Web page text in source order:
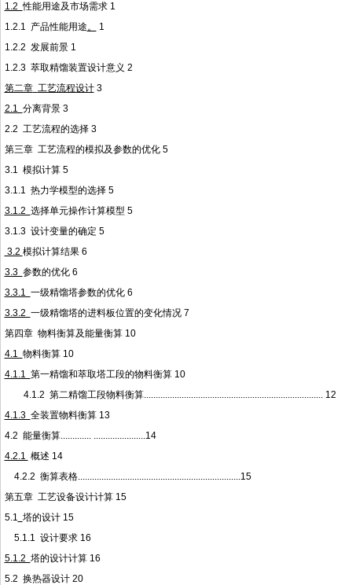
1.2性能用途及市场需求1
1.2.1 产品性能用途。
1
1.2.2 发展前景1
1.2.3 萃取精馏装置设计意义 2
第二章 工艺流程设计3
2.1 分离背景3
2.2 工艺流程的选择3
第三章 工艺流程的模拟及参数的优化5
3.1 模拟计算5
3.1.1 热力学模型的选择5
3.1.2 选择单元操作计算模型 5
3.1.3 设计变量的确定 5
3.2 模拟计算结果6
3.3 参数的优化6
3.3.1 一级精馏塔参数的优化6
3.3.2 一级精馏塔的进料板位置的变化情况7
第四章 物料衡算及能量衡算10
4.1 物料衡算10
4.1.1 第一精馏和萃取塔工段的物料衡算10
4.1.2 第二精馏工段物料衡算............................................................................ 12
4.1.3 全装置物料衡算13
4.2 能量衡算............. ......................14
4.2.1 概述 14
4.2.2 衡算表格.....................................................................15
第五章 工艺设备设计计算15
5.1 塔的设计15
5.1.1 设计要求16
5.1.2 塔的设计计算16
5.2 换热器设计20